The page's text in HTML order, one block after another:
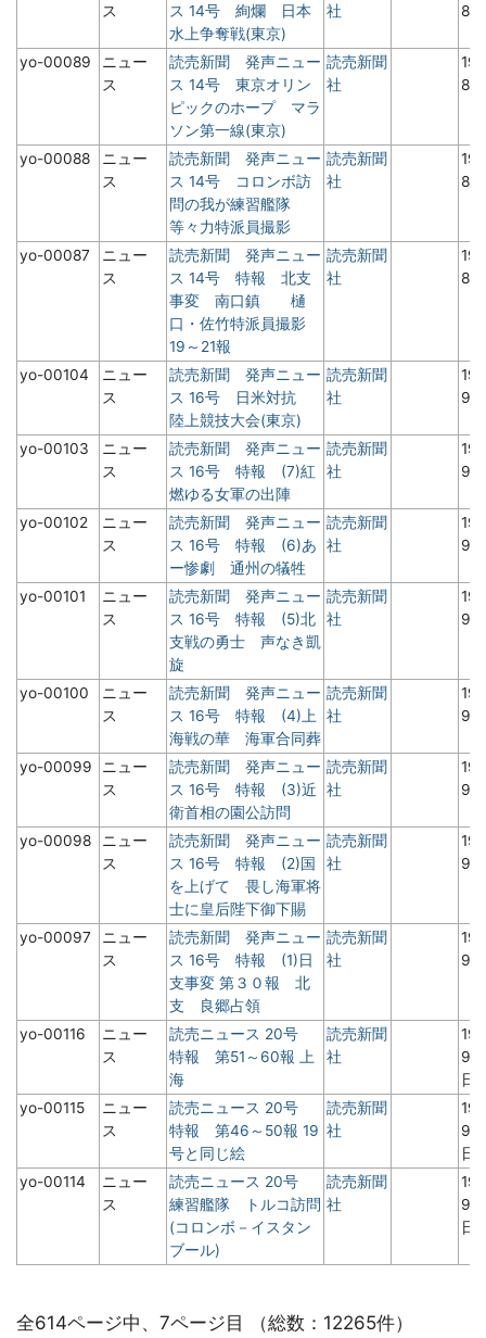
ス
ス 14号 絢爛 日本
水上争奪戦(東京)
社
8
yo-00089
ニュー
ス
読売新聞 発声ニュー
ス 14号 東京オリン
ピックのホープ マラ
ソン第一線(東京)
読売新聞
社
8
yo-00088
ニュー
ス
読売新聞 発声ニュー
ス 14号 コロンボ訪
問の我が練習艦隊
等々力特派員撮影
読売新聞
社
8
yo-00087
ニュー
ス
読売新聞 発声ニュー
ス 14号 特報 北支
事変 南口鎮 樋
口・佐竹特派員撮影
19～21報
読売新聞
社
8
yo-00104
ニュー
ス
読売新聞 発声ニュー
ス 16号 日米対抗
陸上競技大会(東京)
読売新聞
社
9
yo-00103
ニュー
ス
読売新聞 発声ニュー
ス 16号 特報 (7)紅
燃ゆる女軍の出陣
読売新聞
社
9
yo-00102
ニュー
ス
読売新聞 発声ニュー
ス 16号 特報 (6)あ
ー惨劇 通州の犠牲
読売新聞
社
9
yo-00101
ニュー
ス
読売新聞 発声ニュー
ス 16号 特報 (5)北
支戦の勇士 声なき凱
旋
読売新聞
社
9
yo-00100
ニュー
ス
読売新聞 発声ニュー
ス 16号 特報 (4)上
海戦の華 海軍合同葬
読売新聞
社
9
yo-00099
ニュー
ス
読売新聞 発声ニュー
ス 16号 特報 (3)近
衛首相の園公訪問
読売新聞
社
9
yo-00098
ニュー
ス
読売新聞 発声ニュー
ス 16号 特報 (2)国
を上げて 畏し海軍将
士に皇后陛下御下賜
読売新聞
社
9
yo-00097
ニュー
ス
読売新聞 発声ニュー
ス 16号 特報 (1)日
支事変 第３０報 北
支 良郷占領
読売新聞
社
9
yo-00116
ニュー
ス
読売ニュース 20号
特報 第51～60報 上
海
読売新聞
社
9
日
yo-00115
ニュー
ス
読売ニュース 20号
特報 第46～50報 19
号と同じ絵
読売新聞
社
9
日
yo-00114
ニュー
ス
読売ニュース 20号
練習艦隊 トルコ訪問
(コロンボ－イスタン
ブール)
読売新聞
社
9
日
全614ページ中、7ページ目 （総数：12265件）